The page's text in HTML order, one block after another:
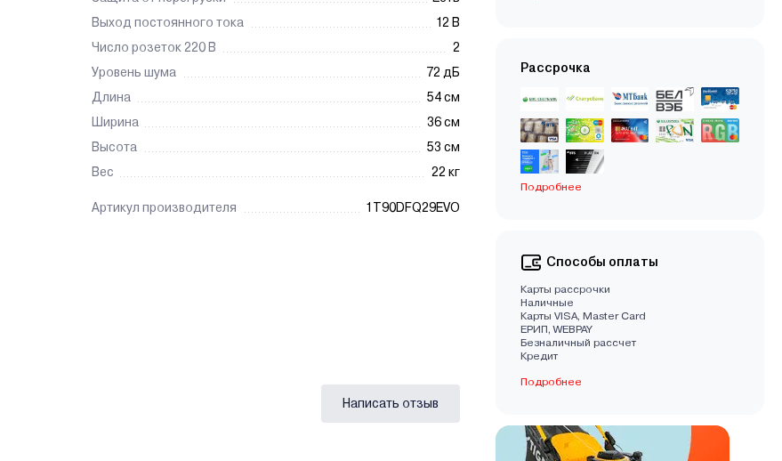
Выход постоянного тока
12 В
Число розеток 220 В
2
Уровень шума
72 дБ
Длина
54 см
Ширина
36 см
Высота
53 см
Вес
22 кг
Артикул производителя 1T90DFQ29EVO
Написать отзыв
Рассрочка
Подробнее
Способы оплаты
Карты рассрочки
Наличные
Карты VISA, Master Card
EРИП, WEBPAY
Безналичный рассчет
Кредит
Подробнее